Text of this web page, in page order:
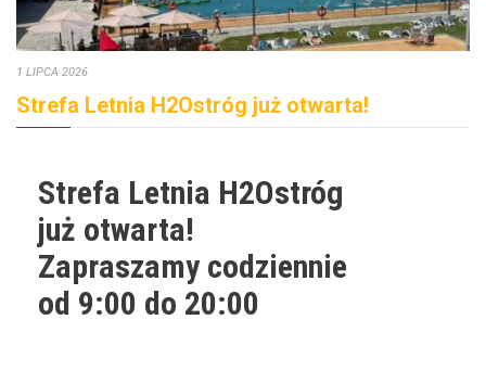
1 LIPCA 2026
Strefa Letnia H2Ostróg już otwarta!
Strefa Letnia H2Ostróg
już otwarta!
Zapraszamy codziennie
od 9:00 do 20:00